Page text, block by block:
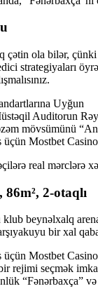
çətin ola bilər,
strategiyaları
Uyğun
Auditorun
mövsümünü
Mostbet
real mərclərə
2-otaqlı
beynəlxalq
bir xal
Mostbet
rejimi seçmək
“Fənərbaxça”